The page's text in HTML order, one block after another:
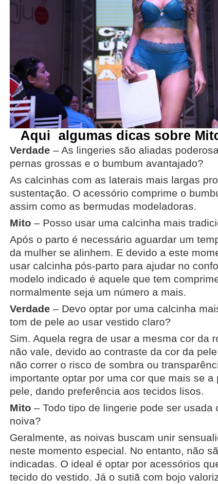
Aqui algumas dicas sobre
Verdade – As lingeries são aliadas
pernas grossas e o bumbum avantajado?
As calcinhas com as laterais mais largas
sustentação. O acessório comprime o
assim como as bermudas modeladoras.
Mito – Posso usar uma calcinha mais
Após o parto é necessário aguardar um
da mulher se alinhem. E devido a este
usar calcinha pós-parto para ajudar no
modelo indicado é aquele que tem
normalmente seja um número a mais.
Verdade – Devo optar por uma calcinha
tom de pele ao usar vestido claro?
Sim. Aquela regra de usar a mesma cor da
não vale, devido ao contraste da cor da
não correr o risco de sombra ou
importante optar por uma cor que mais se a
pele, dando preferência aos tecidos lisos.
Mito – Todo tipo de lingerie pode ser usada
noiva?
Geralmente, as noivas buscam unir
neste momento especial. No entanto, não
indicadas. O ideal é optar por acessórios
tecido do vestido. Já o sutiã com bojo